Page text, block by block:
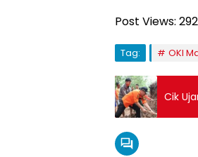
Post Views: 292
Tag: OKI
Cik